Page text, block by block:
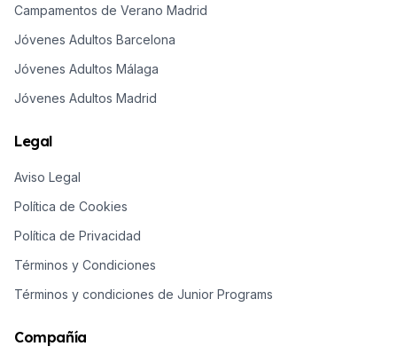
Campamentos de Verano Madrid
Jóvenes Adultos Barcelona
Jóvenes Adultos Málaga
Jóvenes Adultos Madrid
Legal
Aviso Legal
Política de Cookies
Política de Privacidad
Términos y Condiciones
Términos y condiciones de Junior Programs
Compañía